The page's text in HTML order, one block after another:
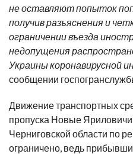
не оставляют попыток
получив разъяснения и
ограничении въезда
недопущения
Украины коронавирусной
сообщении
Движение транспортных
пропуска Новые
Черниговской области по
ограничено, ведь